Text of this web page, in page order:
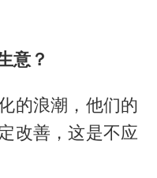
意？
的浪潮，他们的
改善，这是不应